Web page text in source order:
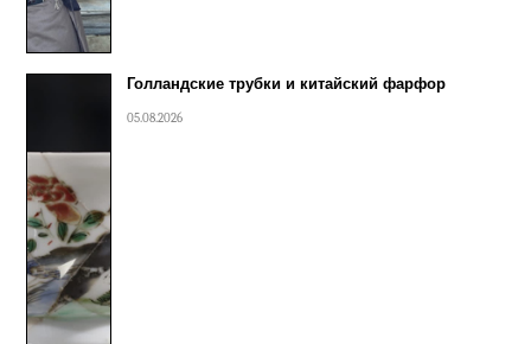
Голландские трубки и китайский фарфор
05.08.2026